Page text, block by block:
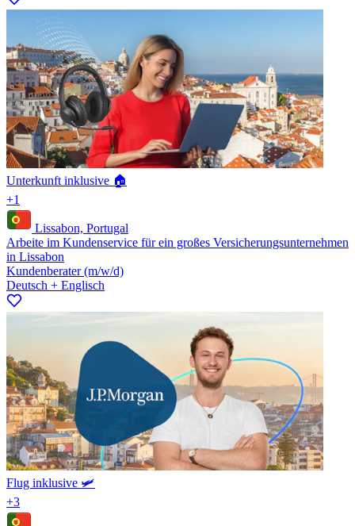
Unterkunft inklusive 🏠
+1
Lissabon, Portugal
Arbeite im Kundenservice für ein großes Versicherungsunternehmen
in Lissabon
Kundenberater (m/w/d)
Deutsch + Englisch
Flug inklusive 🛩️
+3